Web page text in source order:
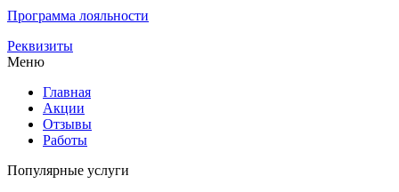
Программа лояльности
Реквизиты
Меню
Главная
Акции
Отзывы
Работы
Популярные услуги